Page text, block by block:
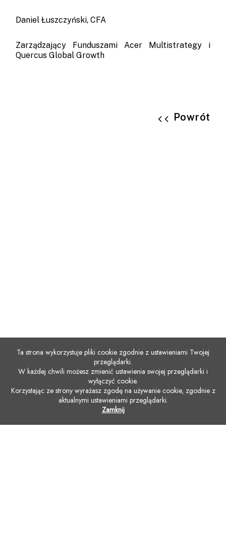
Daniel Łuszczyński, CFA
Zarządzający Funduszami Acer Multistrategy i
Quercus Global Growth
Powrót
Ta strona wykorzystuje pliki cookie zgodnie z ustawieniami Twojej
przeglądarki.
W każdej chwili możesz zmienić ustawienia swojej przeglądarki i
wyłączyć cookie.
Korzystając ze strony wyrażasz zgodę na używanie cookie, zgodnie z
aktualnymi ustawieniami przeglądarki.
Zamknij